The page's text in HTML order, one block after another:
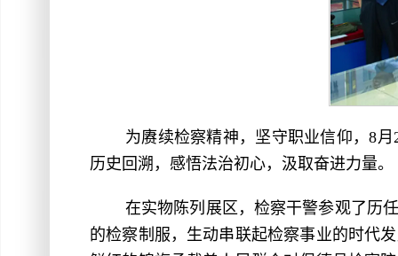
为赓续检察精神，坚守职业信仰，8
历史回溯，感悟法治初心，汲取奋进力量。
在实物陈列展区，检察干警参观了历
的检察制服，生动串联起检察事业的时代